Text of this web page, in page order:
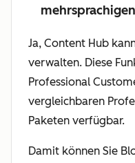
Ja, Content Hub
verwalten. Diese
Professional
vergleichbaren
Paketen verfügbar.
Damit können Sie